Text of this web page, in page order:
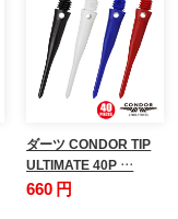
ダーツ CONDOR TIP
ULTIMATE 40P …
660 円